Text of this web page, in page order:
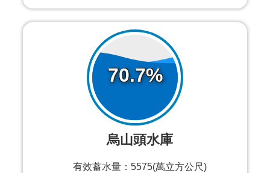
70.7%
烏山頭水庫
有效蓄水量：5575(萬立方公尺)